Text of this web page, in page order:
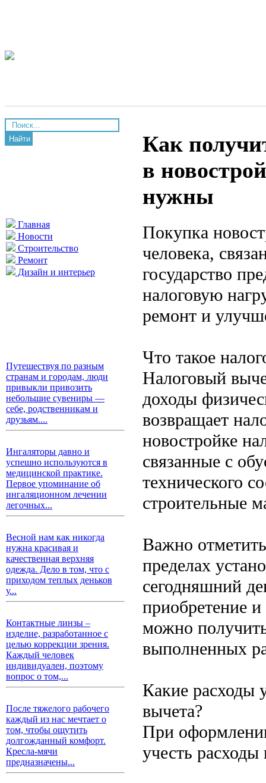
Найти
Главная
Новости
Строительство
Ремонт
Дизайн и интерьер
Путешествуя по разным
странам и городам, люди
привыкли привозить
небольшие сувениры —
себе, родственникам и
друзьям....
Ингаляторы давно и
успешно используются в
медицинской практике.
Первое упоминание об
ингаляционном лечении
легочных...
Весной нам как никогда
нужна красивая и
качественная верхняя
одежда. Дело в том, что с
приходом теплых деньков
у...
Контактные линзы –
изделие, разработанное с
целью коррекции зрения.
Каждый человек
индивидуален, поэтому
вопрос о том,...
После тяжелого рабочего
каждый из нас мечтает о
том, чтобы ощутить
долгожданный комфорт.
Кресла-мячи
предназначены...
Как
в
нужны
Покупка
человека,
государство
налоговую
ремонт и
Что такое
Налоговый
доходы
возвращает
новостройке
связанные с
технического
строительные
Важно
пределах
сегодняшний
приобретение
можно
выполненных
Какие расходы
вычета?
При
учесть расходы